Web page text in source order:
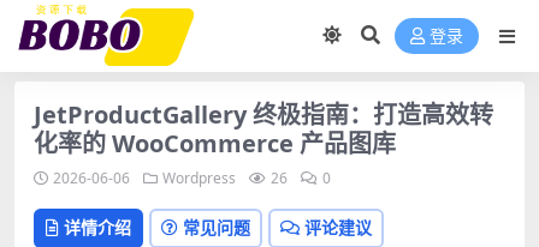
登录
JetProductGallery 终极指南：打造高效转
化率的 WooCommerce 产品图库
2026-06-06 Wordpress 26 0
详情介绍 常见问题 评论建议